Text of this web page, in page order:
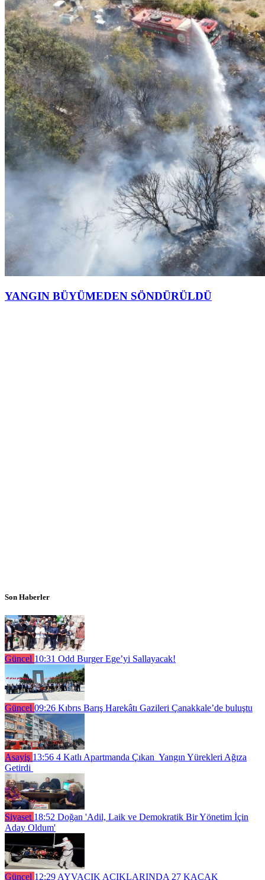
YANGIN BÜYÜMEDEN SÖNDÜRÜLDÜ
Son Haberler
Güncel 10:31 Odd Burger Ege’yi Sallayacak!
Güncel 09:26 Kıbrıs Barış Harekâtı Gazileri Çanakkale’de buluştu
Asayiş 13:56 4 Katlı Apartmanda Çıkan Yangın Yürekleri Ağıza
Getirdi
Siyaset 18:52 Doğan 'Adil, Laik ve Demokratik Bir Yönetim İçin
Aday Oldum'
Güncel 12:29 AYVACIK AÇIKLARINDA 27 KAÇAK